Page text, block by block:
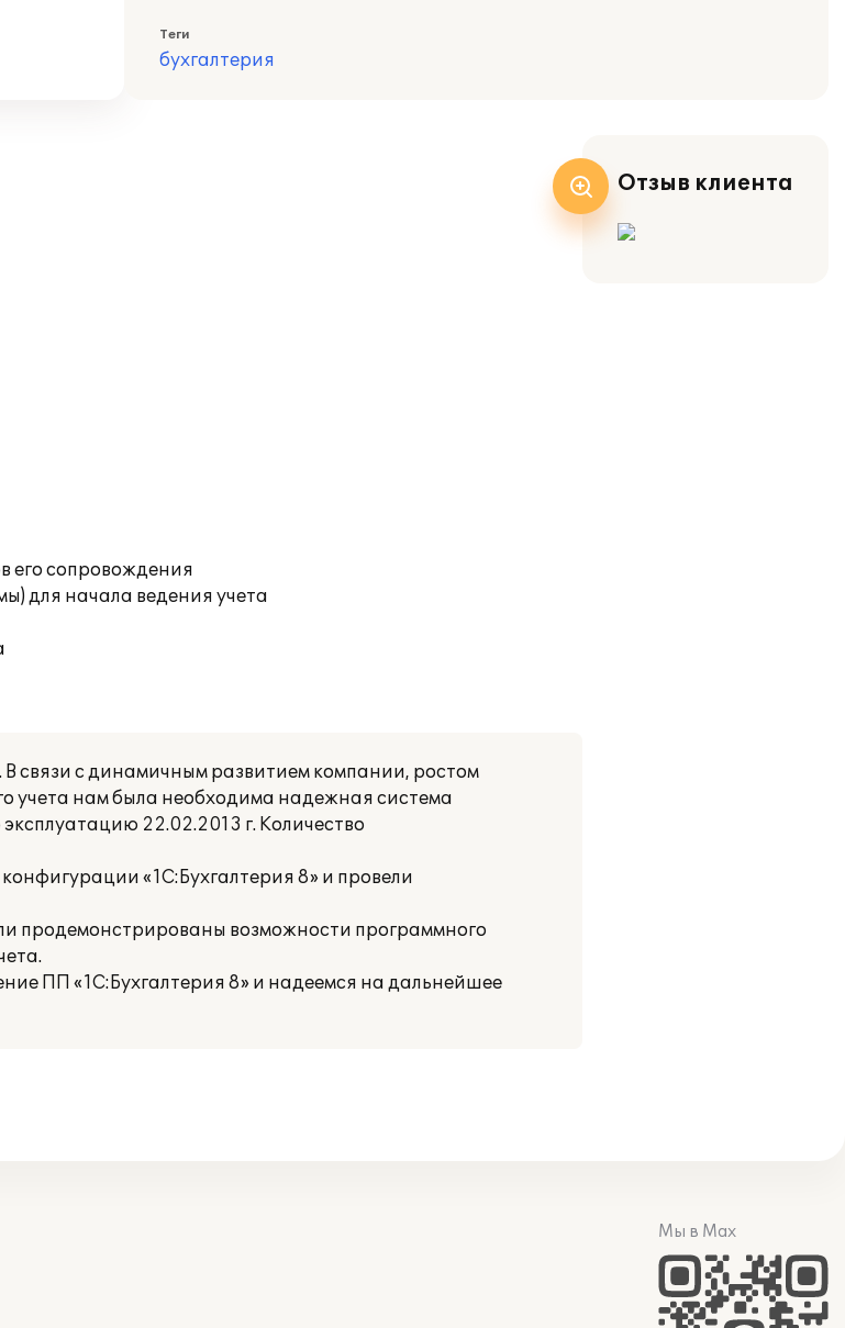
Теги
бухгалтерия
его сопровождения
для начала ведения учета
связи с динамичным развитием компании, ростом
учета нам была необходима надежная система
22.02.2013 г. Количество
«1С:Бухгалтерия 8» и провели
продемонстрированы возможности программного
ПП «1С:Бухгалтерия 8» и надеемся на дальнейшее
Отзыв клиента
Мы в Max